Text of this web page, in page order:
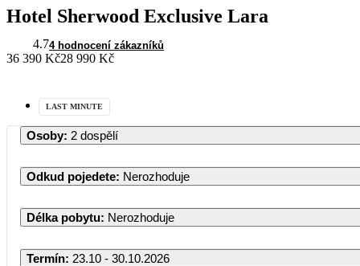
Hotel Sherwood Exclusive Lara
4.74 hodnocení zákazníků
36 390 Kč28 990 Kč
LAST MINUTE
Osoby: 2 dospělí
Odkud pojedete: Nerozhoduje
Délka pobytu: Nerozhoduje
Termín: 23.10 - 30.10.2026